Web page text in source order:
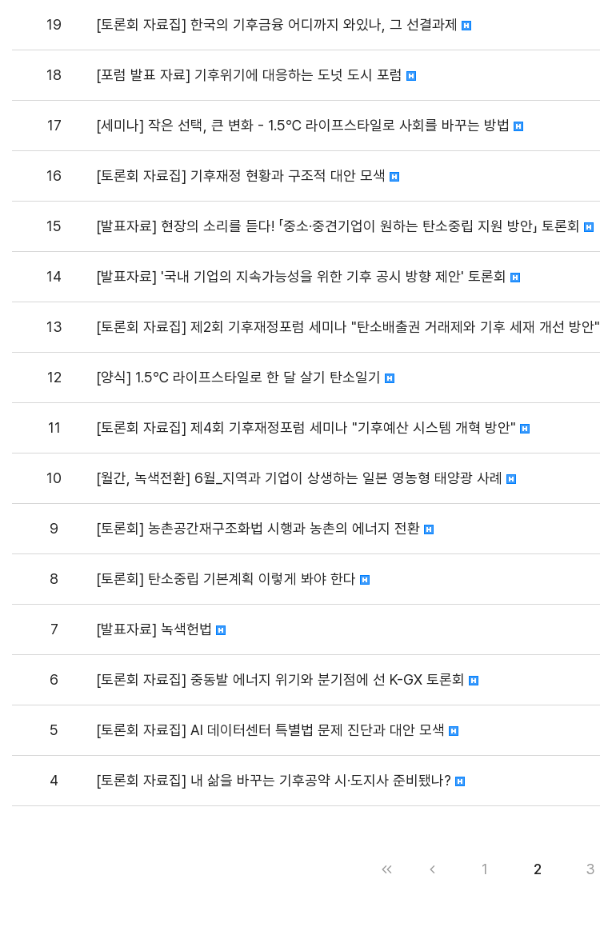
19 [토론회 자료집] 한국의 기후금융 어디까지 와있나, 그 선결과제
18 [포럼 발표 자료] 기후위기에 대응하는 도넛 도시 포럼
17 [세미나] 작은 선택, 큰 변화 - 1.5℃ 라이프스타일로 사회를 바꾸는 방법
16 [토론회 자료집] 기후재정 현황과 구조적 대안 모색
15 [발표자료] 현장의 소리를 듣다! 「중소·중견기업이 원하는 탄소중립 지원 방안」 토론회
14 [발표자료] '국내 기업의 지속가능성을 위한 기후 공시 방향 제안' 토론회
13 [토론회 자료집] 제2회 기후재정포럼 세미나 "탄소배출권 거래제와 기후 세재 개선 방안"
12 [양식] 1.5℃ 라이프스타일로 한 달 살기 탄소일기
11 [토론회 자료집] 제4회 기후재정포럼 세미나 "기후예산 시스템 개혁 방안"
10 [월간, 녹색전환] 6월_지역과 기업이 상생하는 일본 영농형 태양광 사례
9 [토론회] 농촌공간재구조화법 시행과 농촌의 에너지 전환
8 [토론회] 탄소중립 기본계획 이렇게 봐야 한다
7 [발표자료] 녹색헌법
6 [토론회 자료집] 중동발 에너지 위기와 분기점에 선 K-GX 토론회
5 [토론회 자료집] AI 데이터센터 특별법 문제 진단과 대안 모색
4 [토론회 자료집] 내 삶을 바꾸는 기후공약 시·도지사 준비됐나?
1 2 3